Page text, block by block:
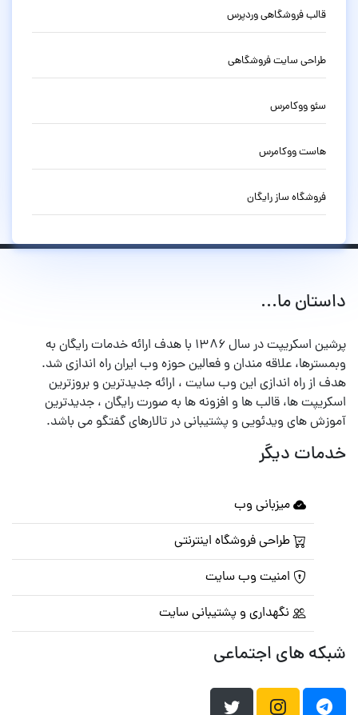
قالب فروشگاهی وردپرس
طراحی سایت فروشگاهی
سئو ووکامرس
هاست ووکامرس
فروشگاه ساز رایگان
داستان ما...
پرشین اسکریپت در سال ۱۳۸۶ با هدف ارائه خدمات رایگان به
وبمسترها، علاقه مندان و فعالین حوزه وب ایران راه اندازی شد.
هدف از راه اندازی این وب سایت ، ارائه جدیدترین و بروزترین
اسکریپت ها، قالب ها و افزونه ها به صورت رایگان ، جدیدترین
آموزش های ویدئویی و پشتیبانی در تالارهای گفتگو می باشد.
خدمات دیگر
میزبانی وب
طراحی فروشگاه اینترنتی
امنیت وب سایت
نگهداری و پشتیبانی سایت
شبکه های اجتماعی